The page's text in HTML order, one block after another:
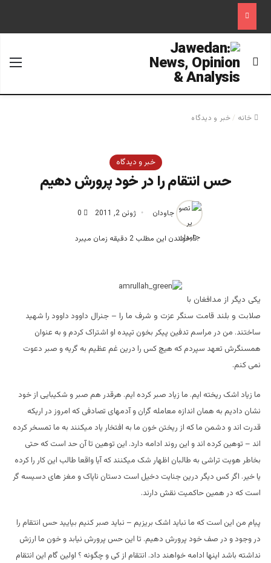
جستجو برای
خانه /خبر و دیدگاه
خبر و دیدگاه
حس انتقام را در خود پرورش دهیم
جاودان ژوئن 2, 2011 0
خواندن این مطلب 2 دقیقه زمان میبرد
یکی دیگر از مدافغان با
صلابت و بلند قامت سنگر عزت و شرف ما را – جنرال داوود داوود را شهید
ساختند. من در مراسم تدفین پیکر بخون تپیده او اشتراک کردم و به عنوان
همسنگرش تعهد سپردم که هیچ کس را درین غم عظیم به گریه و صبر دعوت
نمی کنم.
ما زیاد اشک ریخته ایم. ما زیاد صبر کرده ایم. هرقدر هم صبر و شکیبایی از خود
نشان دادیم به همان اندازه معامله گران و آدمهای تصادفی که امروز در اریکه
قدرت اند و دشمن ما که از ریختن خون ما به افتخار یاد میکنند به ما تمسخر کرده
اند – توهین کرده اند و این روند ادامه دارد. این توهین تا آن حد است که حتی
بخاطر هویت تراشی به طالبان اظهار شک میکنند که آیا واقعا طالب این کار را کرده
یا خیر. اگر کس دیگر درین جنایت دخیل است دستان ناپاک و مغز های دسیسه گر
است که در همین حاکمیت نقش دارند.
پیام من این است که ما نباید اشک بریزیم – نباید صبر کنیم بیایید حس انتقام را
در وجود و در صف خود پرورش دهیم. تا این حس پرورش نیابد و خون ما ارزش
نداشته باشد اینها ادامه خواهند داد. انتقام از کی و چگونه ؟ اولین گام این انتقام